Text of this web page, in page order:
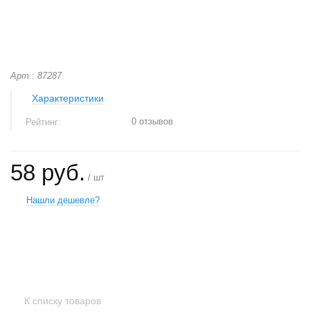
Арт.: 87287
Характеристики
Рейтинг: 0 отзывов
58 руб. / шт
Нашли дешевле?
К списку товаров